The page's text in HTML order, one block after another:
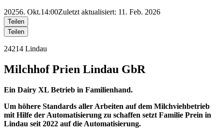
20256. Okt.14:00Zuletzt aktualisiert: 11. Feb. 2026
Teilen
Teilen
24214 Lindau
Milchhof Prien Lindau GbR
Ein Dairy XL Betrieb in Familienhand.
Um höhere Standards aller Arbeiten auf dem Milchviehbetrieb
mit Hilfe der Automatisierung zu schaffen setzt Familie Prein in
Lindau seit 2022 auf die Automatisierung.